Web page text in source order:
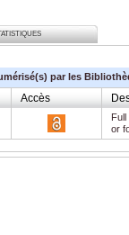
par les
Accès
or